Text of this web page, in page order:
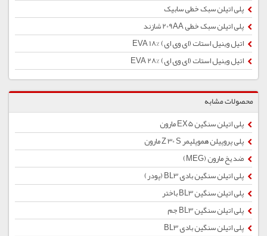
پلی اتیلن سبک خطی سابیک
پلی اتیلن سبک خطی 209AA شازند
اتیل وینیل استات (ای وی ای) %EVA 18
اتیل وینیل استات (ای وی ای) %28 EVA
محصولات مشابه
پلی اتیلن سنگین EX5 مارون
پلی پروپیلن هموپلیمر Z 30 S مارون
ضد یخ مارون (MEG)
پلی اتیلن سنگین بادی BL3 (پودر)
پلی اتیلن سنگین BL3 باختر
پلی اتیلن سنگین BL3 جم
پلی اتیلن سنگین بادی BL3